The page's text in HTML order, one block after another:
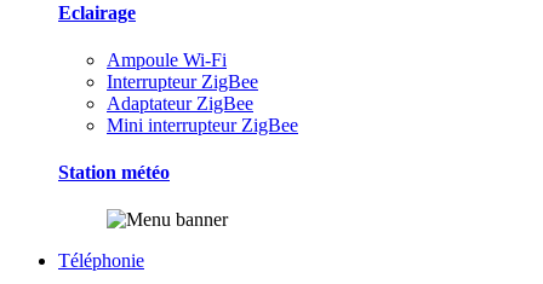
Eclairage
Ampoule Wi-Fi
Interrupteur ZigBee
Adaptateur ZigBee
Mini interrupteur ZigBee
Station météo
Téléphonie